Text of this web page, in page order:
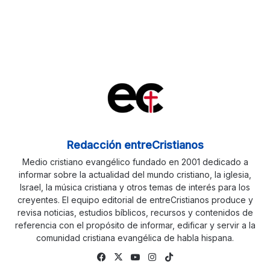
Redacción entreCristianos
Medio cristiano evangélico fundado en 2001 dedicado a
informar sobre la actualidad del mundo cristiano, la iglesia,
Israel, la música cristiana y otros temas de interés para los
creyentes. El equipo editorial de entreCristianos produce y
revisa noticias, estudios bíblicos, recursos y contenidos de
referencia con el propósito de informar, edificar y servir a la
comunidad cristiana evangélica de habla hispana.
Facebook
X YouTubeInstagram